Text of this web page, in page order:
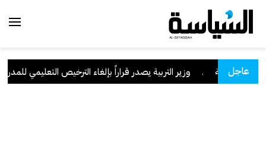
عاجل
السعودية وزير التربية يصدر قراراً بإلغاء الترخيص التعليمي للمدرسة